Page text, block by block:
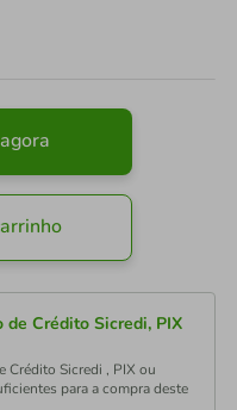
de Crédito Sicredi, PIX
Crédito Sicredi , PIX ou
para a compra deste